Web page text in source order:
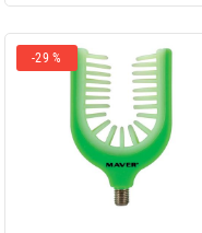
-29 %